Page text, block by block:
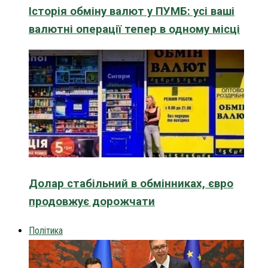
Історія обміну валют у ПУМБ: усі ваші
валютні операції тепер в одному місці
Долар стабільний в обмінниках, євро
продовжує дорожчати
Політика